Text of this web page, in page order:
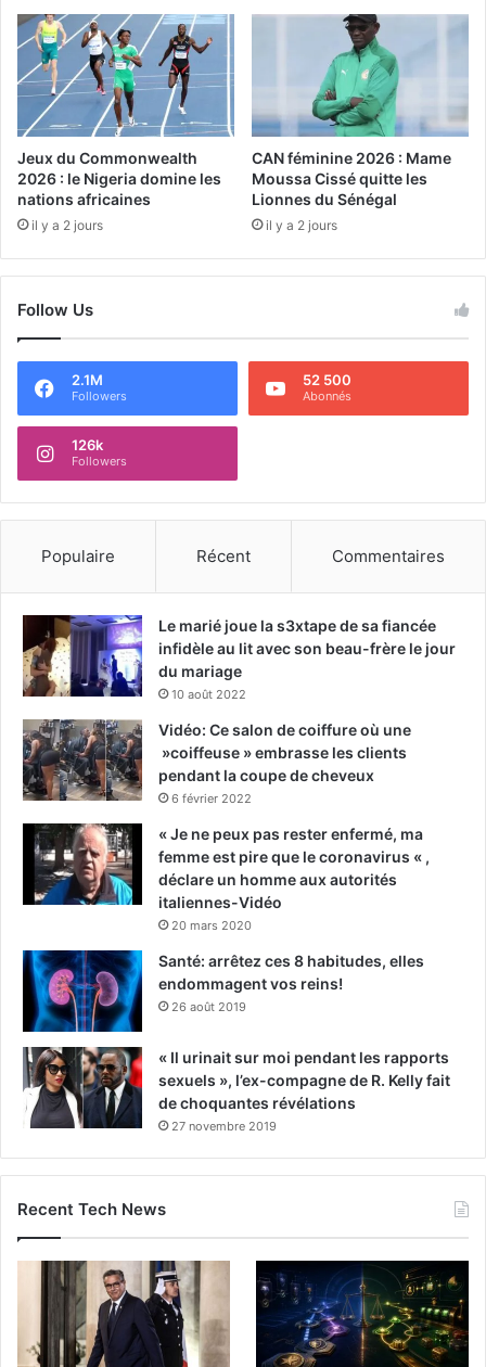
Jeux du Commonwealth
2026 : le Nigeria domine les
nations africaines
il y a 2 jours
CAN féminine 2026 : Mame
Moussa Cissé quitte les
Lionnes du Sénégal
il y a 2 jours
Follow Us
2.1M
Followers
52 500
Abonnés
126k
Followers
Populaire Récent Commentaires
Le marié joue la s3xtape de sa fiancée
infidèle au lit avec son beau-frère le jour
du mariage
10 août 2022
Vidéo: Ce salon de coiffure où une
»coiffeuse » embrasse les clients
pendant la coupe de cheveux
6 février 2022
« Je ne peux pas rester enfermé, ma
femme est pire que le coronavirus « ,
déclare un homme aux autorités
italiennes-Vidéo
20 mars 2020
Santé: arrêtez ces 8 habitudes, elles
endommagent vos reins!
26 août 2019
« Il urinait sur moi pendant les rapports
sexuels », l’ex-compagne de R. Kelly fait
de choquantes révélations
27 novembre 2019
Recent Tech News